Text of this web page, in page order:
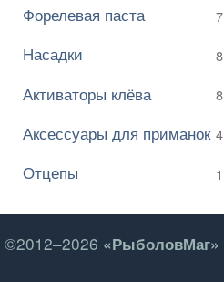
Форелевая паста 7
Насадки 8
Активаторы клёва 8
Аксессуары для приманок 4
Отцепы 1
©2012–2026 «РыболовМаг»